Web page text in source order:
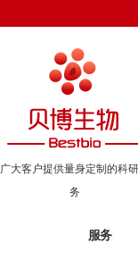
大客户提供量身定制的科
务
服务